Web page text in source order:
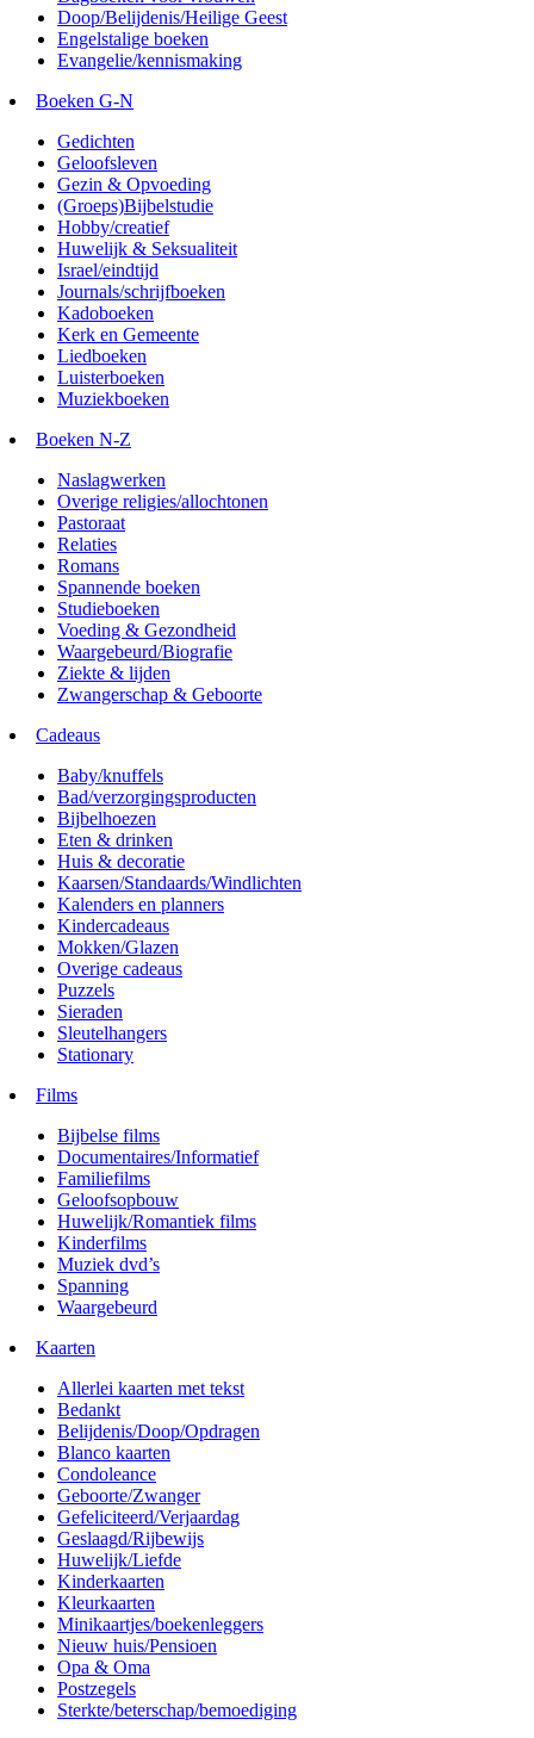
Doop/Belijdenis/Heilige Geest
Engelstalige boeken
Evangelie/kennismaking
Boeken G-N
Gedichten
Geloofsleven
Gezin & Opvoeding
(Groeps)Bijbelstudie
Hobby/creatief
Huwelijk & Seksualiteit
Israel/eindtijd
Journals/schrijfboeken
Kadoboeken
Kerk en Gemeente
Liedboeken
Luisterboeken
Muziekboeken
Boeken N-Z
Naslagwerken
Overige religies/allochtonen
Pastoraat
Relaties
Romans
Spannende boeken
Studieboeken
Voeding & Gezondheid
Waargebeurd/Biografie
Ziekte & lijden
Zwangerschap & Geboorte
Cadeaus
Baby/knuffels
Bad/verzorgingsproducten
Bijbelhoezen
Eten & drinken
Huis & decoratie
Kaarsen/Standaards/Windlichten
Kalenders en planners
Kindercadeaus
Mokken/Glazen
Overige cadeaus
Puzzels
Sieraden
Sleutelhangers
Stationary
Films
Bijbelse films
Documentaires/Informatief
Familiefilms
Geloofsopbouw
Huwelijk/Romantiek films
Kinderfilms
Muziek dvd’s
Spanning
Waargebeurd
Kaarten
Allerlei kaarten met tekst
Bedankt
Belijdenis/Doop/Opdragen
Blanco kaarten
Condoleance
Geboorte/Zwanger
Gefeliciteerd/Verjaardag
Geslaagd/Rijbewijs
Huwelijk/Liefde
Kinderkaarten
Kleurkaarten
Minikaartjes/boekenleggers
Nieuw huis/Pensioen
Opa & Oma
Postzegels
Sterkte/beterschap/bemoediging